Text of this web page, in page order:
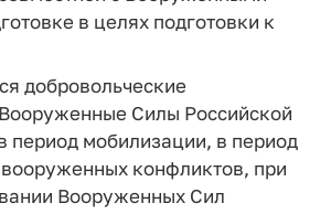
в целях подготовки к
добровольческие
Силы Российской
период мобилизации, в период
конфликтов, при
Вооруженных Сил